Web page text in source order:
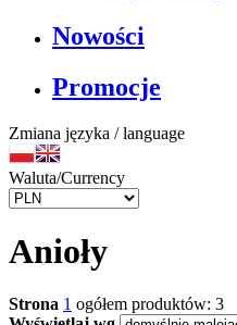
Nowości
Promocje
Zmiana języka / language
Waluta/Currency
Anioły
Strona 1 ogółem produktów: 3